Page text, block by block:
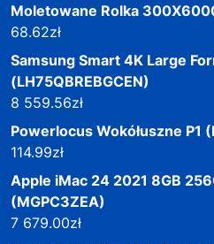
Moletowane Rolka
68.62zł
Samsung Smart 4K Large
(LH75QBREBGCEN)
8 559.56zł
Powerlocus Wokółuszne P1
114.99zł
Apple iMac 24 2021 8GB
(MGPC3ZEA)
7 679.00zł